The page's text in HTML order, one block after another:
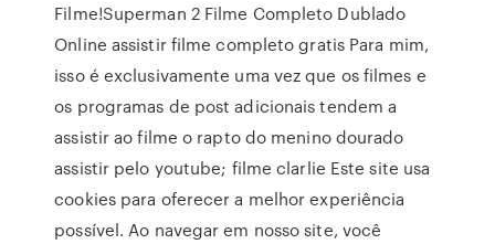
Filme!Superman 2 Filme Completo Dublado
Online assistir filme completo gratis Para mim,
isso é exclusivamente uma vez que os filmes e
os programas de post adicionais tendem a
assistir ao filme o rapto do menino dourado
assistir pelo youtube; filme clarlie Este site usa
cookies para oferecer a melhor experiência
possível. Ao navegar em nosso site, você